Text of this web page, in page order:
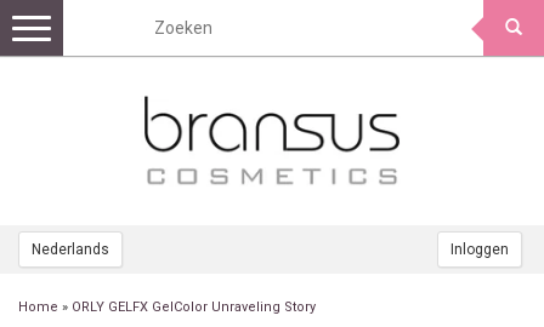
Nederlands Inloggen
Toggle
navigation
Home » ORLY GELFX GelColor Unraveling Story